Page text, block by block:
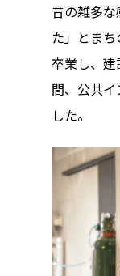
昔の雑多
た」とま
卒業し、
間、公共
した。